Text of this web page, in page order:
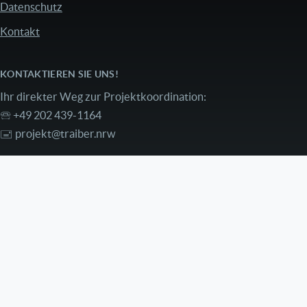
Datenschutz
Kontakt
KONTAKTIEREN SIE UNS!
Ihr direkter Weg zur Projektkoordination:
🕾 +49 202 439-1164
🖃 projekt@traiber.nrw